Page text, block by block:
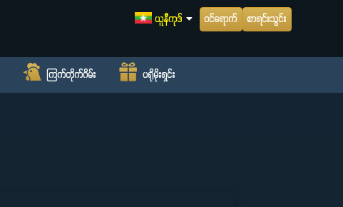
ယူနီကုဒ် ဝင်ရောက် စာရင်းသွင်း
ကြက်တိုက်ဂိမ်း ပရိုမိုးရှင်း